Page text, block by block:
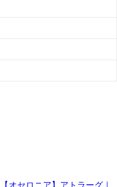
【オセロニア】アトラーグ｜